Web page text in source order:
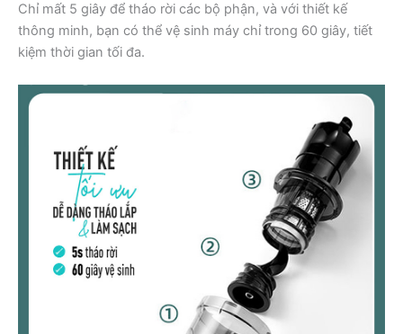
Chỉ mất 5 giây để tháo rời các bộ phận, và với thiết kế
thông minh, bạn có thể vệ sinh máy chỉ trong 60 giây, tiết
kiệm thời gian tối đa.